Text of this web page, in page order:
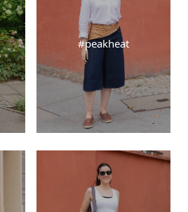
#peakheat